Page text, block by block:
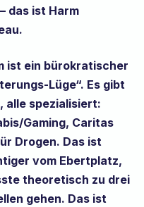
das ist Harm
ist ein bürokratischer
Lüge“. Es gibt
alle spezialisiert:
Gaming, Caritas
Drogen. Das ist
vom Ebertplatz,
theoretisch zu drei
gehen. Das ist